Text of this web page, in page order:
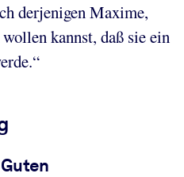
derjenigen Maxime,
kannst, daß sie ein